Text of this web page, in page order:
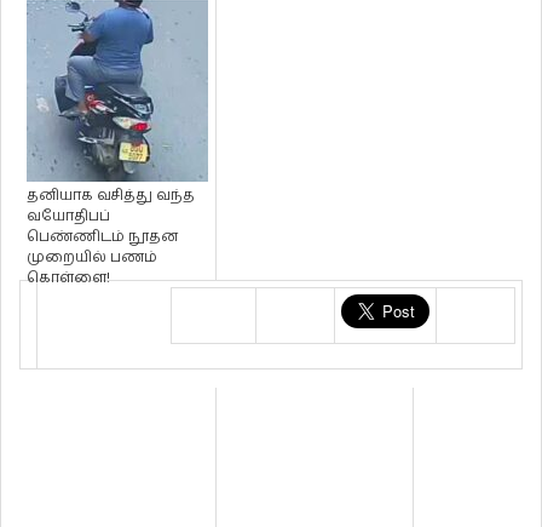
தனியாக வசித்து வந்த
வயோதிபப்
பெண்ணிடம் நூதன
முறையில் பணம்
கொள்ளை!